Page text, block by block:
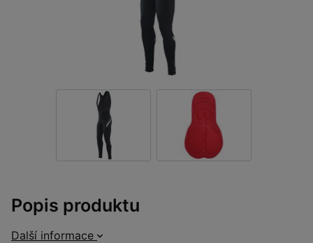
Popis produktu
Další informace